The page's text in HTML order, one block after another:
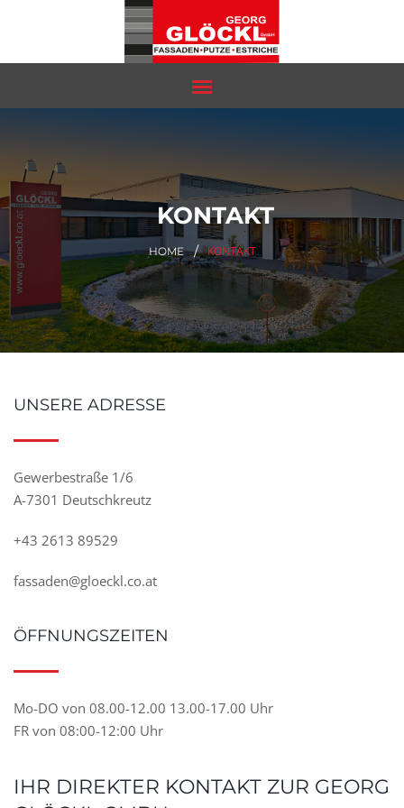
KONTAKT
HOME KONTAKT
UNSERE ADRESSE
Gewerbestraße 1/6
A-7301 Deutschkreutz
+43 2613 89529
fassaden@gloeckl.co.at
ÖFFNUNGSZEITEN
Mo-DO von 08.00-12.00 13.00-17.00 Uhr
FR von 08:00-12:00 Uhr
IHR DIREKTER KONTAKT ZUR GEORG